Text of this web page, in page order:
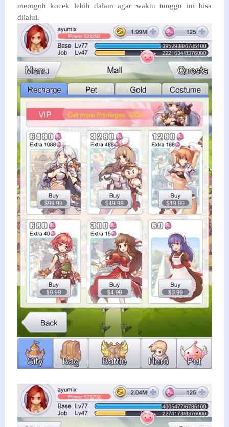
merogoh kocek lebih dalam agar waktu tunggu ini bisa
dilalui.